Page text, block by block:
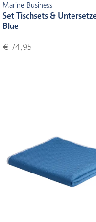
Marine Business
Set Tischsets &
Blue
€ 74,95